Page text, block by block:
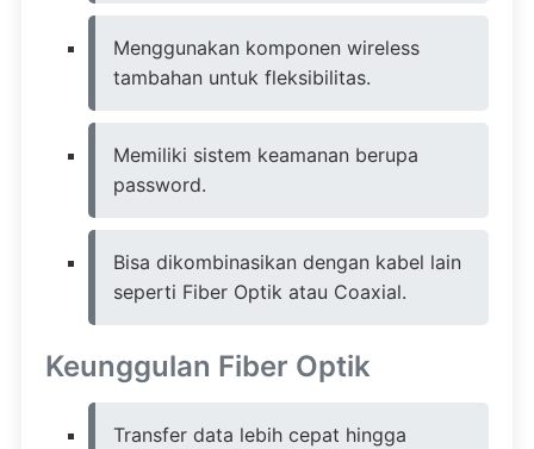
Menggunakan komponen wireless
tambahan untuk fleksibilitas.
Memiliki sistem keamanan berupa
password.
Bisa dikombinasikan dengan kabel lain
seperti Fiber Optik atau Coaxial.
Keunggulan Fiber Optik
Transfer data lebih cepat hingga